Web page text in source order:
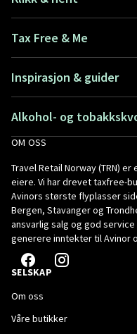
Tax Free & Me
Inspirasjon & guider
Alkohol- og
OM OSS
Travel Retail Norway (TRN)
eiere. Vi har drevet taxfree-
Avinors største flyplasser
Bergen, Stavanger og
ansvarlig salg og god
generere inntekter til Avinor
SELSKAP
Om oss
Våre butikker